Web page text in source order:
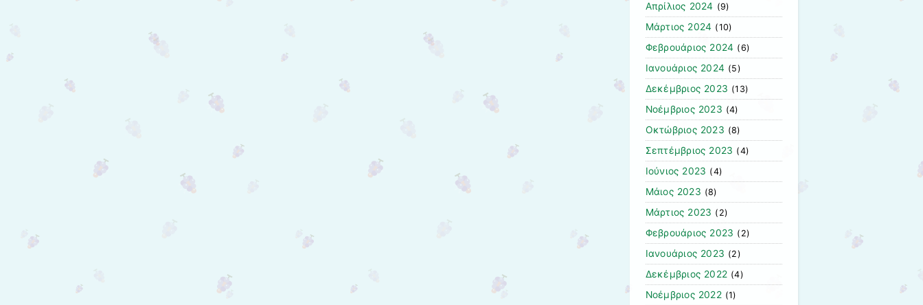
Απρίλιος 2024 (9)
Μάρτιος 2024 (10)
Φεβρουάριος 2024 (6)
Ιανουάριος 2024 (5)
Δεκέμβριος 2023 (13)
Νοέμβριος 2023 (4)
Οκτώβριος 2023 (8)
Σεπτέμβριος 2023 (4)
Ιούνιος 2023 (4)
Μάιος 2023 (8)
Μάρτιος 2023 (2)
Φεβρουάριος 2023 (2)
Ιανουάριος 2023 (2)
Δεκέμβριος 2022 (4)
Νοέμβριος 2022(1)